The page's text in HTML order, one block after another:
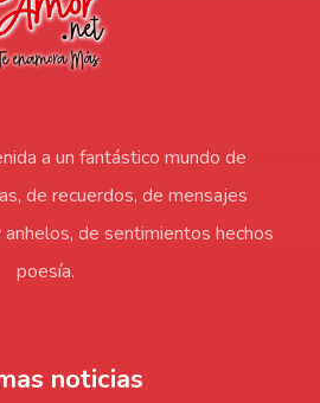
a un fantástico mundo de
de recuerdos, de mensajes
de sentimientos hechos
poesía.
noticias